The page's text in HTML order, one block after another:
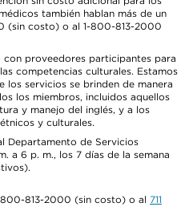
también hablan más de un
(sin costo) o al 1-800-813-2000
con proveedores participantes para
competencias culturales. Estamos
servicios se brinden de manera
los miembros, incluidos aquellos
y manejo del inglés, y a los
y culturales.
Departamento de Servicios
a 6 p. m., los 7 días de la semana
800-813-2000 (sin costo) o al 711